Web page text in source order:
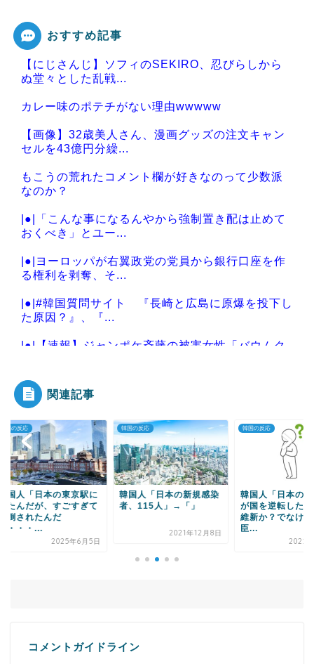
Powered by livedoor 相互RSS
おすすめ記事
【にじさんじ】ソフィのSEKIRO、忍びらしから
ぬ堂々とした乱戦...
カレー味のポテチがない理由wwwww
【画像】32歳美人さん、漫画グッズの注文キャン
セルを43億円分繰...
もこうの荒れたコメント欄が好きなのって少数派
なのか？
|●|「こんな事になるんやから強制置き配は止めて
おくべき」とユー...
|●|ヨーロッパが右翼政党の党員から銀行口座を作
る権利を剥奪、そ...
|●|#韓国質問サイト 『長崎と広島に原爆を投下し
た原因？』、『...
|●|【速報】ジャンポケ斉藤の被害女性「バウムク
Powered by livedoor 相互RSS
関連記事
反応
人「日本の東京駅に
んだが、すごすぎて
されたんだ
・・...
2025年6月5日
韓国の反応
韓国人「日本の新規感染
者、115人」→「」
2021年12月8日
韓国の反応
韓国人「日本の国力
が国を逆転したのは
維新か？でなければ
臣...
2022年3
コメントガイドライン